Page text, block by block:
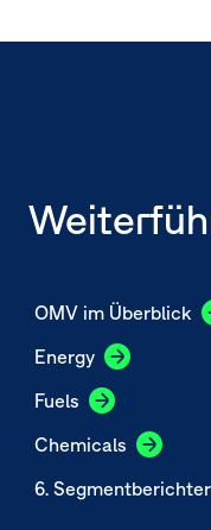
OMV im Überblick
Energy
Fuels
Chemicals
6.